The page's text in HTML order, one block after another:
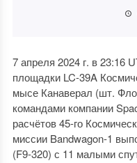
7 апреля 2024 г. в 23:16
площадки LC-39A
мысе Канаверал (шт.
командами компании
расчётов 45-го
миссии Bandwagon-1
(F9-320) с 11 малыми